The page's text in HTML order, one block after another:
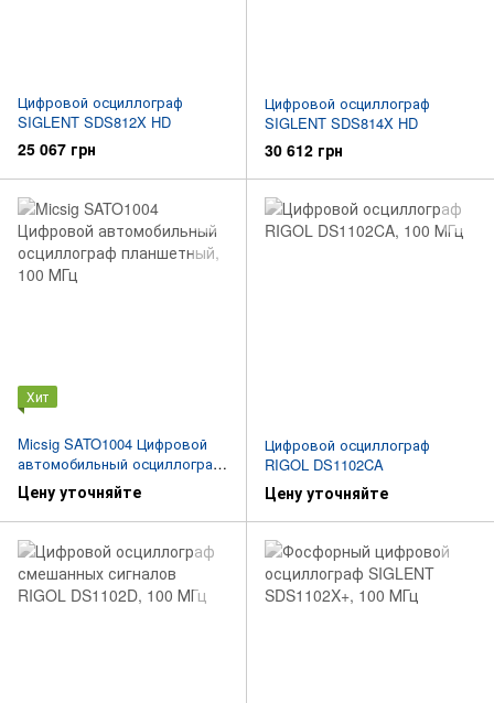
Цифровой осциллограф
SIGLENT SDS812X HD
25 067 грн
Цифровой осциллограф
SIGLENT SDS814X HD
30 612 грн
Хит
Micsig SATO1004 Цифровой
автомобильный осциллограф
планшетный
Цену уточняйте
Цифровой осциллограф
RIGOL DS1102CA
Цену уточняйте